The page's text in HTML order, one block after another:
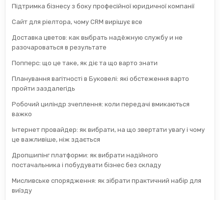
Підтримка бізнесу з боку професійної юридичної компанії
Сайт для ріелтора, чому CRM вирішує все
Доставка цветов: как выбрать надёжную службу и не
разочароваться в результате
Попперс: що це таке, як діє та що варто знати
Планування вагітності в Буковелі: які обстеження варто
пройти заздалегідь
Робочий циліндр зчеплення: коли передачі вмикаються
важко
Інтернет провайдер: як вибрати, на що звертати увагу і чому
це важливіше, ніж здається
Дропшипінг платформи: як вибрати надійного
постачальника і побудувати бізнес без складу
Мисливське спорядження: як зібрати практичний набір для
виїзду